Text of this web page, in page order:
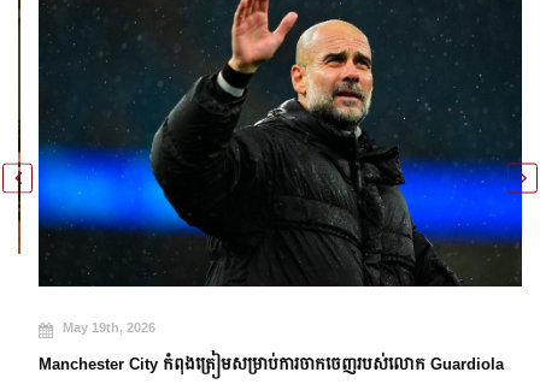
May 19th, 2026
Manchester City កំពុងត្រៀមសម្រាប់ការចាកចេញរបស់លោក Guardiola